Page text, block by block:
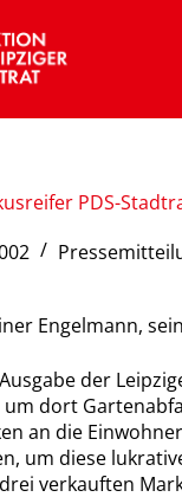
PDS-
Engelmann,
der
dort
an die
um diese
verkauften